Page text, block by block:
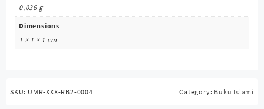
0,036 g
Dimensions
1 × 1 × 1 cm
SKU: UMR-XXX-RB2-0004 Category: Buku Islami